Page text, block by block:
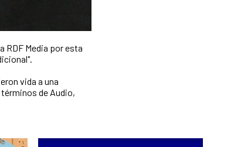
RDF Media por esta
vida a una
de Audio,